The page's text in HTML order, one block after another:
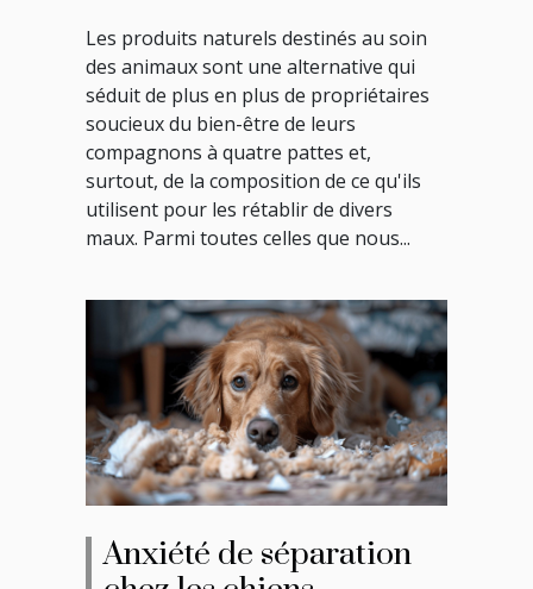
Les produits naturels destinés au soin
des animaux sont une alternative qui
séduit de plus en plus de propriétaires
soucieux du bien-être de leurs
compagnons à quatre pattes et,
surtout, de la composition de ce qu'ils
utilisent pour les rétablir de divers
maux. Parmi toutes celles que nous...
Anxiété de séparation